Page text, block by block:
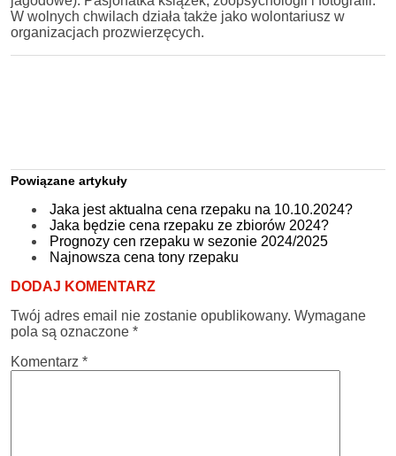
W wolnych chwilach działa także jako wolontariusz w
organizacjach prozwierzęcych.
Powiązane artykuły
Jaka jest aktualna cena rzepaku na 10.10.2024?
Jaka będzie cena rzepaku ze zbiorów 2024?
Prognozy cen rzepaku w sezonie 2024/2025
Najnowsza cena tony rzepaku
DODAJ KOMENTARZ
Twój adres email nie zostanie opublikowany. Wymagane
pola są oznaczone *
Komentarz *